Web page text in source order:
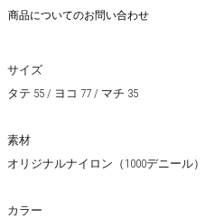
商品についてのお問い合わせ
サイズ
タテ 55 / ヨコ 77 / マチ 35
素材
オリジナルナイロン（1000デニール）
カラー